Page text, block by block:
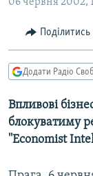
Перейти
пошуку
СУСПІЛЬСТВО
КУЛЬТУРА
СПОРТ
СВІТ
ДОНБАС.РЕАЛІЇ
КРИМ.РЕАЛІЇ
ТИ ЯК?
МУЛЬТИМЕДІА
Поділитись
Додати Радіо
Впливові
блокуватиму
''Economist